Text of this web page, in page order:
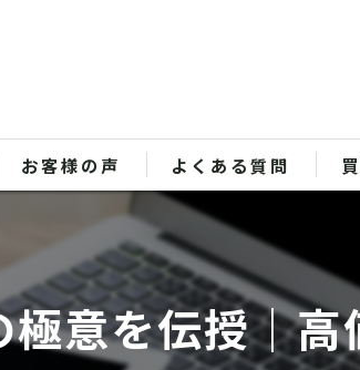
お客様の声 よくある質問
ブ
貴
意を伝授｜